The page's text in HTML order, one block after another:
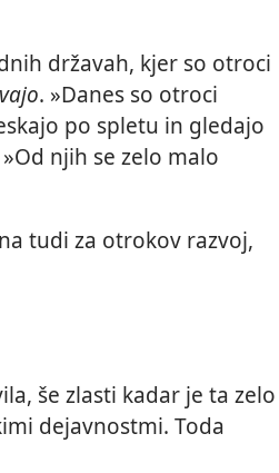
državah, kjer so otroci
. »Danes so otroci
po spletu in gledajo
njih se zelo malo
tudi za otrokov razvoj,
še zlasti kadar je ta zelo
dejavnostmi. Toda